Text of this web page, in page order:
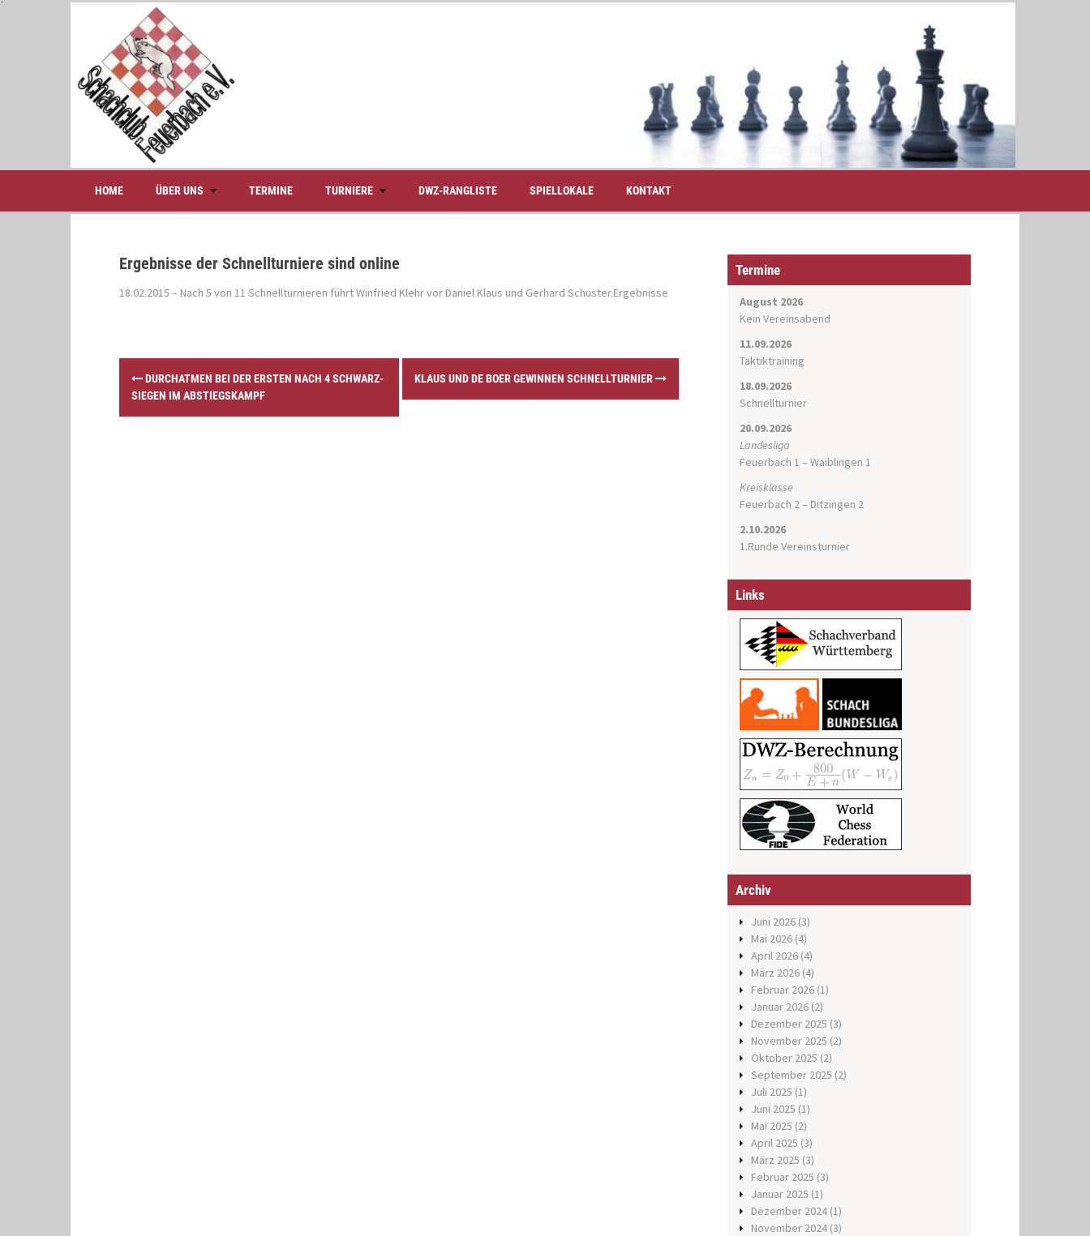
S
t
HOME ÜBER UNS TERMINE TURNIERE DWZ-RANGLISTE SPIELLOKALE KONTAKT
Ergebnisse der Schnellturniere sind online
18.02.2015 – Nach 5 von 11 Schnellturnieren führt Winfried Klehr vor Daniel Klaus und Gerhard Schuster.Ergebnisse
t
DURCHATMEN BEI DER ERSTEN NACH 4 SCHWARZ-
SIEGEN IM ABSTIEGSKAMPF
KLAUS UND DE BOER GEWINNEN SCHNELLTURNIER
Termine
August 2026
Kein Vereinsabend
11.09.2026
Taktiktraining
18.09.2026
Schnellturnier
20.09.2026
Landesliga
Feuerbach 1 – Waiblingen 1
Kreisklasse
Feuerbach 2 – Ditzingen 2
2.10.2026
1.Runde Vereinsturnier
Links
Archiv
Juni 2026 (3)
Mai 2026 (4)
April 2026 (4)
März 2026 (4)
Februar 2026 (1)
Januar 2026 (2)
Dezember 2025 (3)
November 2025 (2)
Oktober 2025 (2)
September 2025 (2)
Juli 2025 (1)
Juni 2025 (1)
Mai 2025 (2)
April 2025 (3)
März 2025 (3)
Februar 2025 (3)
Januar 2025 (1)
Dezember 2024 (1)
November 2024 (3)